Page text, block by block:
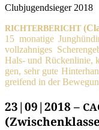
Club­ju­gend­sie­ger 2018
RICHTERBERICHT
15 mona­ti­ge
voll­zah­ni­ges
Hals- und Rücken­li­nie,
gen, sehr gute
grei­fend in der
23|09|2018 –